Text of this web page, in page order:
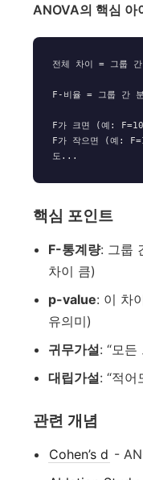
ANOVA의 핵심 아
전체 차이 = 그룹
F-비율 = 그룹 간
F가 크면 (예:
F가 작으면 (예:
핵심 포인트
F-통계량: 그룹
차이 큼)
p-value: 이 차
유의미)
귀무가설: “모
대립가설: “적어
관련 개념
Cohen’s d -